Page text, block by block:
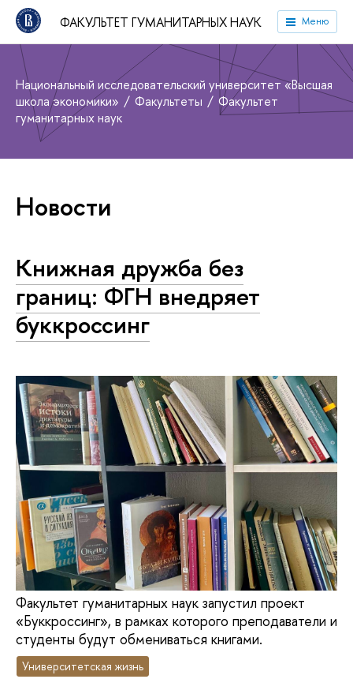
ФАКУЛЬТЕТ ГУМАНИТАРНЫХ НАУК Меню
Национальный исследовательский университет «Высшая
школа экономики»
Факультеты
Факультет
гуманитарных наук
Новости
Книжная дружба без
границ: ФГН внедряет
буккроссинг
Факультет гуманитарных наук запустил проект
«Буккроссинг», в рамках которого преподаватели и
студенты будут обмениваться книгами.
Университетская жизнь